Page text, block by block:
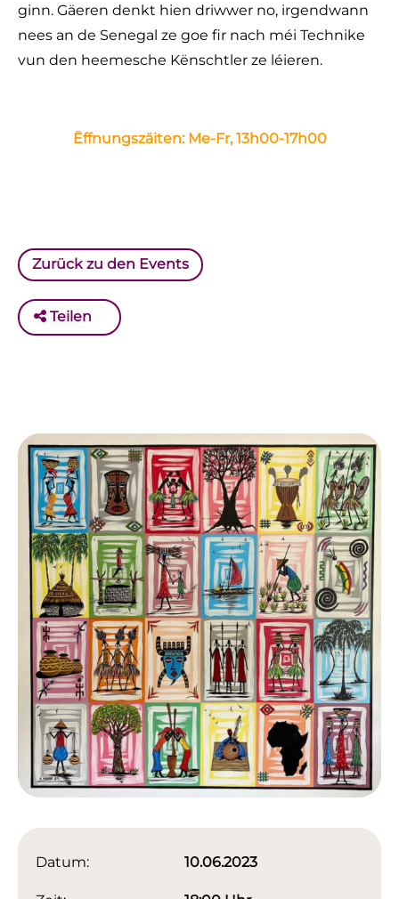
ginn. Gäeren denkt hien driwwer no, irgendwann
nees an de Senegal ze goe fir nach méi Technike
vun den heemesche Kënschtler ze léieren.
Ëffnungszäiten: Me-Fr, 13h00-17h00
Zurück zu den Events
Teilen
Datum: 10.06.2023